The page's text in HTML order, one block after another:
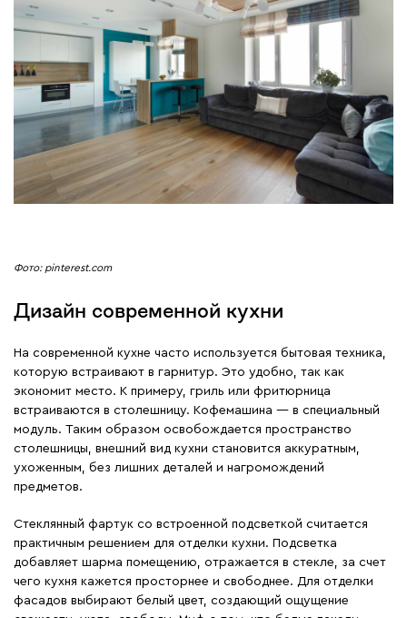
Фото: pinterest.com
Дизайн современной кухни
На современной кухне часто используется бытовая техника,
которую встраивают в гарнитур. Это удобно, так как
экономит место. К примеру, гриль или фритюрница
встраиваются в столешницу. Кофемашина ― в специальный
модуль. Таким образом освобождается пространство
столешницы, внешний вид кухни становится аккуратным,
ухоженным, без лишних деталей и нагромождений
предметов.
Стеклянный фартук со встроенной подсветкой считается
практичным решением для отделки кухни. Подсветка
добавляет шарма помещению, отражается в стекле, за счет
чего кухня кажется просторнее и свободнее. Для отделки
фасадов выбирают белый цвет, создающий ощущение